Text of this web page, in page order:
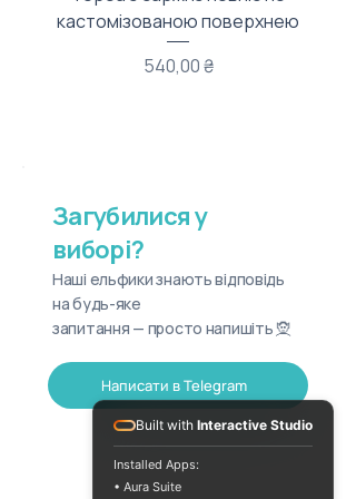
кастомізованою поверхнею
Ціна
540,00 ₴
Загубилися у
виборі?
Наші ельфики знають відповідь
на будь-яке
запитання — просто напишіть 🧝
Написати в Telegram
Built with Interactive Studio
Installed Apps:
• Aura Suite